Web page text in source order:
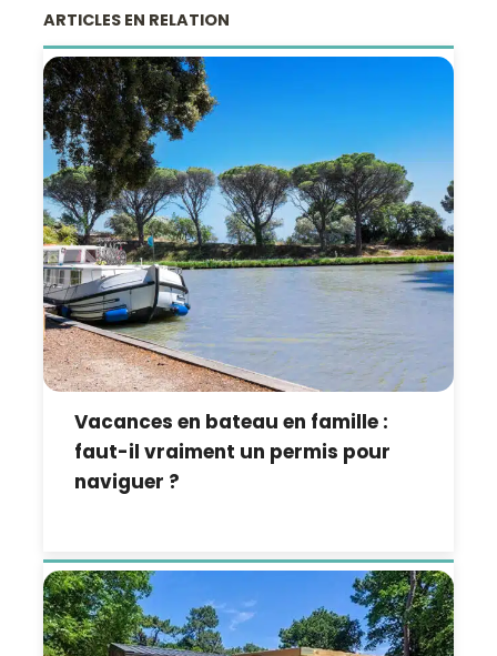
ARTICLES EN RELATION
Vacances en bateau en famille :
faut-il vraiment un permis pour
naviguer ?